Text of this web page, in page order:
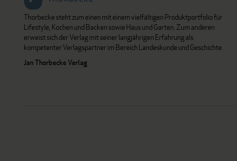
Thorbecke steht zum einen mit einem vielfältigen Produktportfolio für
Lifestyle, Kochen und Backen sowie Haus und Garten. Zum anderen
erweist sich der Verlag mit seiner langjährigen Erfahrung als
kompetenter Verlagspartner im Bereich Landeskunde und Geschichte.
Jan Thorbecke Verlag